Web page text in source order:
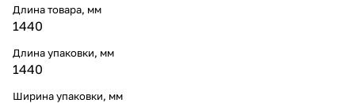
Длина товара, мм
1440
Длина упаковки, мм
1440
Ширина упаковки, мм